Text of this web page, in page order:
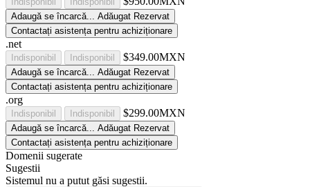
Adaugă se încarcă... Adăugat Rezervat
Contactați asistența pentru achiziționare
.net
Indisponibil Indisponibil $349.00MXN
Adaugă se încarcă... Adăugat Rezervat
Contactați asistența pentru achiziționare
.org
Indisponibil Indisponibil $299.00MXN
Adaugă se încarcă... Adăugat Rezervat
Contactați asistența pentru achiziționare
Domenii sugerate
Sugestii
Sistemul nu a putut găsi sugestii.